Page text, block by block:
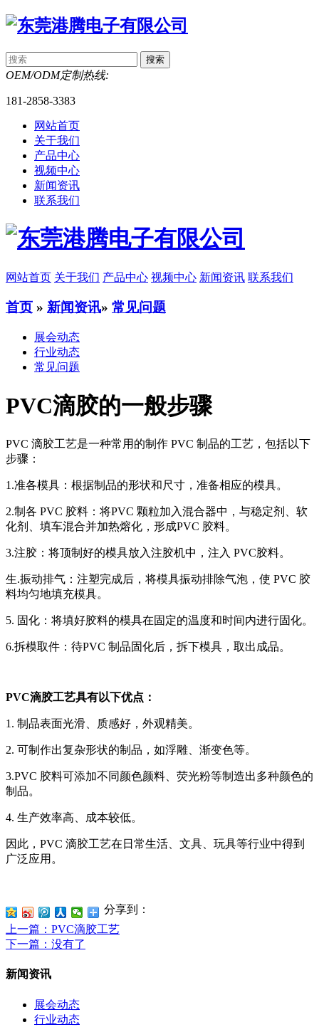
OEM/ODM定制热线:
181-2858-3383
网站首页
关于我们
产品中心
视频中心
新闻资讯
联系我们
网站首页 关于我们 产品中心 视频中心 新闻资讯 联系我们
首页 » 新闻资讯» 常见问题
展会动态
行业动态
常见问题
PVC滴胶的一般步骤
PVC 滴胶工艺是一种常用的制作 PVC 制品的工艺，包括以下
步骤：
1.准各模具：根据制品的形状和尺寸，准备相应的模具。
2.制各 PVC 胶料：将PVC 颗粒加入混合器中，与稳定剂、软
化剂、填车混合并加热熔化，形成PVC 胶料。
3.注胶：将顶制好的模具放入注胶机中，注入 PVC胶料。
生.振动排气：注塑完成后，将模具振动排除气泡，使 PVC 胶
料均匀地填充模具。
5. 固化：将填好胶料的模具在固定的温度和时间内进行固化。
6.拆模取件：待PVC 制品固化后，拆下模具，取出成品。
PVC滴胶工艺具有以下优点：
1. 制品表面光滑、质感好，外观精美。
2. 可制作出复杂形状的制品，如浮雕、渐变色等。
3.PVC 胶料可添加不同颜色颜料、荧光粉等制造出多种颜色的
制品。
4. 生产效率高、成本较低。
因此，PVC 滴胶工艺在日常生活、文具、玩具等行业中得到
广泛应用。
分享到：
上一篇 ：PVC滴胶工艺
下一篇 ：没有了
新闻资讯
展会动态
行业动态